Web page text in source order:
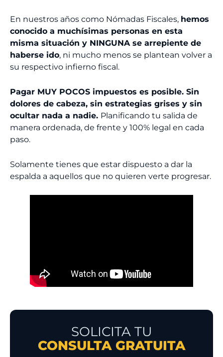
En nuestros años como Nómadas Fiscales, hemos
conocido a muchísimas personas en esta
misma situación y NINGUNA se arrepiente de
haberse ido, ni mucho menos se plantean volver a
su respectivo infierno fiscal.
Pagar MUY POCOS impuestos es posible. Sin
dolores de cabeza, sin estrategias grises y sin
ocultar nada a nadie. Planificando tu salida de
manera ordenada, de frente y 100% legal en cada
paso.
Solamente tienes que estar dispuesto a dar la
espalda a aquellos que no quieren verte progresar.
SOLICITA TU
CONSULTA GRATUITA